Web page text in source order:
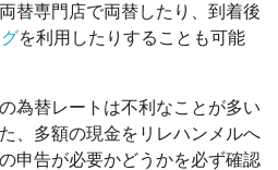
替専門店で両替したり、到着後
を利用したりすることも可能
為替レートは不利なことが多い
、多額の現金をリレハンメルへ
申告が必要かどうかを必ず確認